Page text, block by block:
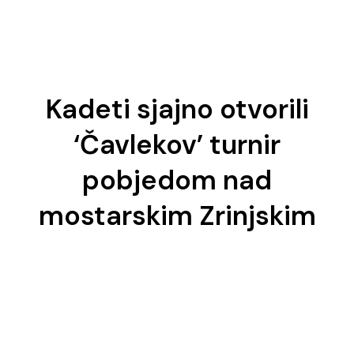
Kadeti sjajno otvorili
‘Čavlekov’ turnir
pobjedom nad
mostarskim Zrinjskim